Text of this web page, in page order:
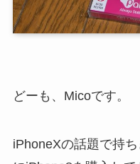
どーも、Micoです。
iPhoneXの話題で持